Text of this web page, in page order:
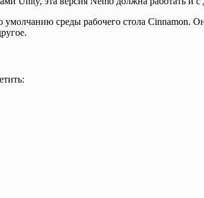
среды рабочего стола Cinnamon.